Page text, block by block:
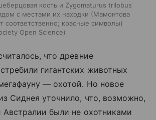
кость и Zygomaturus trilobus
с местами их находки (Мамонтова
соответственно; красные символы)
Open Science
что древние
гигантских животных
— охотой. Но новое
Сиднея уточнило, что, возможно,
были не охотниками